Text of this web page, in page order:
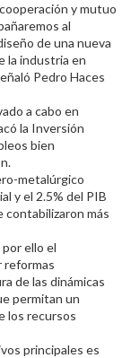
y mutuo
al
de una nueva
la industria en
Pedro Haces
a cabo en
la Inversión
bien
metalúrgico
y el 2.5% del PIB
contabilizaron más
ello el
reformas
de las dinámicas
permitan un
los recursos
principales es